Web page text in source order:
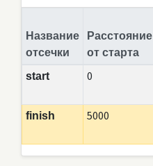
Название
отсечки
Расстояние
от старта
start
0
finish 5000